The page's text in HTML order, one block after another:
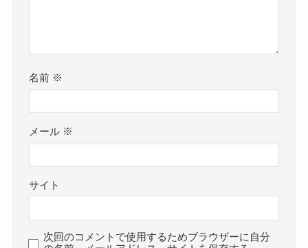
名前 ※
メール ※
サイト
次回のコメントで使用するためブラウザーに自分